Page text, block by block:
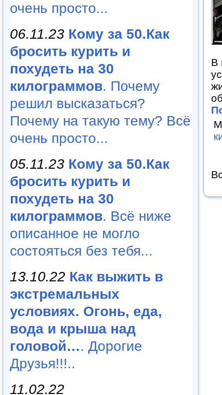
очень просто...
06.11.23 Кому за 50.Как
бросить курить и
похудеть на 30
килограммов. Почему
решил высказаться?
Почему на такую тему? Всё
очень просто...
05.11.23 Кому за 50.Как
бросить курить и
похудеть на 30
килограммов. Всё ниже
описанное не могло
состояться без тебя...
13.10.22 Как выжить в
экстремальных
условиях. Огонь, еда,
вода и крыша над
головой…. Дорогие
Друзья!!!..
11.02.22
В